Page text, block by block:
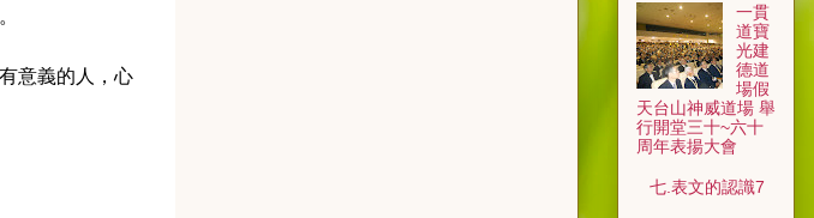
意義的人，心
一貫
道寶
光建
德道
場假
天台山神威道場 舉
行開堂三十~六十
周年表揚大會
七.表文的認識7